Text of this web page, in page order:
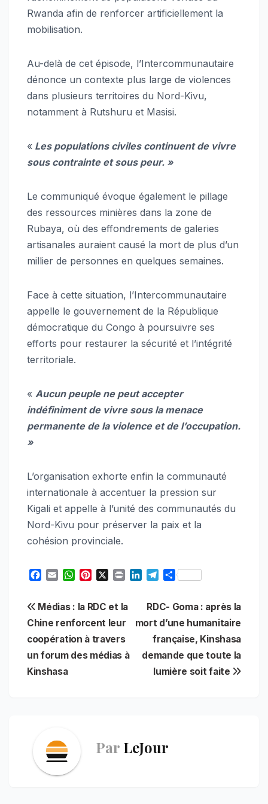
Rwanda afin de renforcer artificiellement la
mobilisation.
Au-delà de cet épisode, l’Intercommunautaire
dénonce un contexte plus large de violences
dans plusieurs territoires du Nord-Kivu,
notamment à Rutshuru et Masisi.
« Les populations civiles continuent de vivre
sous contrainte et sous peur. »
Le communiqué évoque également le pillage
des ressources minières dans la zone de
Rubaya, où des effondrements de galeries
artisanales auraient causé la mort de plus d’un
millier de personnes en quelques semaines.
Face à cette situation, l’Intercommunautaire
appelle le gouvernement de la République
démocratique du Congo à poursuivre ses
efforts pour restaurer la sécurité et l’intégrité
territoriale.
« Aucun peuple ne peut accepter
indéfiniment de vivre sous la menace
permanente de la violence et de l’occupation.
»
L’organisation exhorte enfin la communauté
internationale à accentuer la pression sur
Kigali et appelle à l’unité des communautés du
Nord-Kivu pour préserver la paix et la
cohésion provinciale.
e
b
o
o
k
i
l
W
s
A
p
p
t
e
r
e
s
n
t
e
n
e
g
r
a
m
S
r
e
Navigation
de
l’article
RDC- Goma : après la
mort d’une humanitaire
française, Kinshasa
demande que toute la
lumière soit faite
Médias : la RDC et la
Chine renforcent leur
coopération à travers
un forum des médias à
Kinshasa
Par LeJour